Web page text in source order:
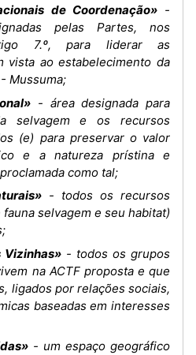
de Coordenação»-
pelas Partes, nos
7.º, para liderar as
vista ao estabelecimento da
Mussuma;
- área designada para
selvagem e os recursos
(e) para preservar o valor
e a natureza prístina e
como tal;
- todos os recursos
selvagem e seu habitat)
Vizinhas» - todos os grupos
na ACTF proposta e que
ligados por relações sociais,
baseadas em interesses
- um espaço geográfico